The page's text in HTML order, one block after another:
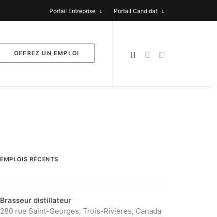
Portail Entreprise Portail Candidat
OFFREZ UN EMPLOI
EMPLOIS RÉCENTS
Brasseur distillateur
280 rue Saint-Georges, Trois-Rivières, Canada